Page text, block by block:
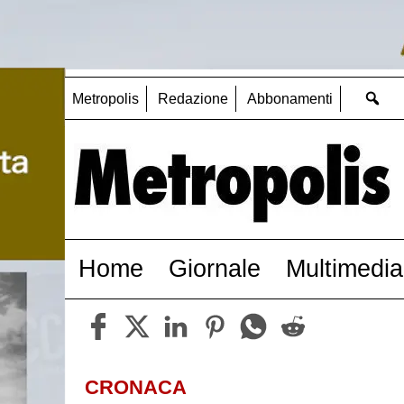
Metropolis Redazione Abbonamenti
Home Giornale Multimedia
CRONACA